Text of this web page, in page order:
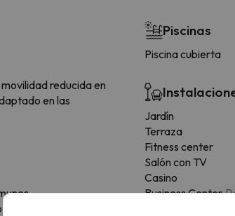
reducida en
en las
Piscinas
Piscina cubierta
Jardín
Terraza
Fitness center
Salón con TV
Casino
Business Center